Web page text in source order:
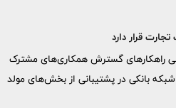
قرار دارد
راهکارهای گسترش همکاری‌های مشترک
بانکی در پشتیبانی از بخش‌های مولد